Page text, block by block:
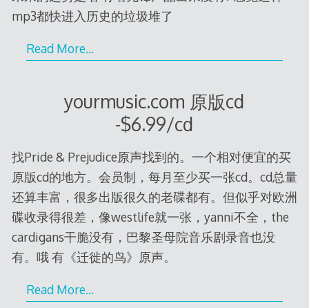
mp3都快进入历史的垃圾堆了
Read More…
yourmusic.com 原版cd
-$6.99/cd
找Pride & Prejudice原声找到的。一个相对便宜的买
原版cd的地方。会员制，每月至少买一张cd。cd总量
还算丰富，很多出版很久的老碟都有。但似乎对欧洲
碟收录得很差，像westlife就一张，yanni不全，the
cardigans干脆没有，巴黎圣母院音乐剧录音也没
有。哦 有《迁徙的鸟》原声。
Read More…